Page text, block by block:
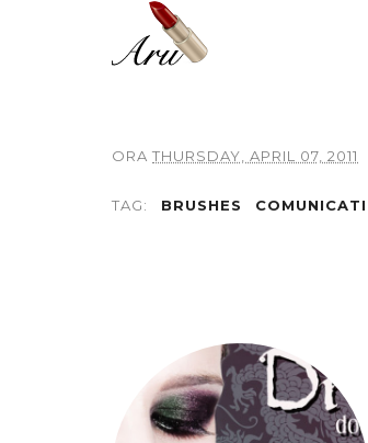
ORA THURSDAY, APRIL 07, 2011
TAG: BRUSHES